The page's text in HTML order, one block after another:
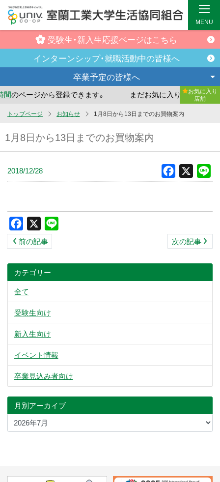
ン
コ
受験生・新入生応援ページはこちら
インターンシップ・就職活動中の皆様へ
卒業予定の皆様へ
のページから登録できます。 まだお気に入り店舗が登録
お気に入り
店舗
MENU
トップページ お知らせ 1月8日から13日までのお買物案内
1月8日から13日までのお買物案内
2018/12/28 Facebook
Facebook
前の記事 次の記事
カテゴリー
全て
受験生向け
新入生向け
イベント情報
卒業見込み者向け
月別アーカイブ